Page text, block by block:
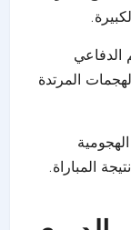
الدفاعي
المرتدة
المباراة.